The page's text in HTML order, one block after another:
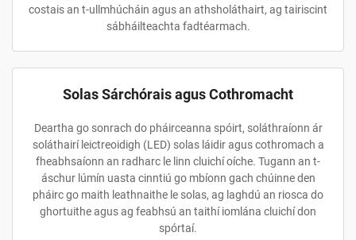
costais an t-ullmhúcháin agus an athsholáthairt, ag tairiscint
sábháilteachta fadtéarmach.
Solas Sárchórais agus Cothromacht
Deartha go sonrach do pháirceanna spóirt, soláthraíonn ár
soláthairí leictreoidigh (LED) solas láidir agus cothromach a
fheabhsaíonn an radharc le linn cluichí oíche. Tugann an t-
áschur lúmín uasta cinntiú go mbíonn gach chúinne den
pháirc go maith leathnaithe le solas, ag laghdú an riosca do
ghortuithe agus ag feabhsú an taithí iomlána cluichí don
spórtaí.